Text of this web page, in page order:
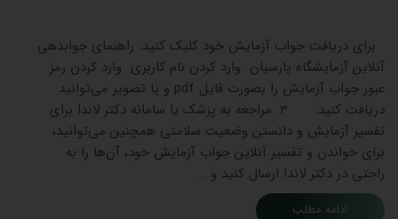
برای دریافت جواب آزمایش خود کلیک کنید. راهنمای جوابدهی
آنلاین آزمایشگاه پارسیان وارد کردن نام کاربری وارد کردن رمز
عبور جواب آزمایش را بصورت فایل pdf و یا تصویر می‌توانید
دریافت کنید. 3. مراجعه به پزشک یا سامانه دکتر لاندا برای
تفسیر آزمایش و دانستن وضعیت سلامتی همچنین می‌توانید،
برای خواندن و تفسیر آنلاین جواب آزمایش خود، آن‌ها را به
راحتی در دکتر لاندا ارسال کنید و …
ادامه مطلب